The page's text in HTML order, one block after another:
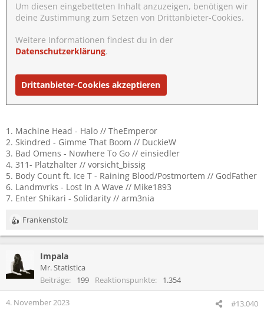
Um diesen eingebetteten Inhalt anzuzeigen, benötigen wir
deine Zustimmung zum Setzen von Drittanbieter-Cookies.
Weitere Informationen findest du in der
Datenschutzerklärung.
Drittanbieter-Cookies akzeptieren
1. Machine Head - Halo // TheEmperor
2. Skindred - Gimme That Boom // DuckieW
3. Bad Omens - Nowhere To Go // einsiedler
4. 311- Platzhalter // vorsicht_bissig
5. Body Count ft. Ice T - Raining Blood/Postmortem // GodFather
6. Landmvrks - Lost In A Wave // Mike1893
7. Enter Shikari - Solidarity // arm3nia
R
e
t
i
o
n
Frankenstolz
Impala
Mr. Statistica
Beiträge
199 Reaktionspunkte 1.354
4. November 2023 #13.040